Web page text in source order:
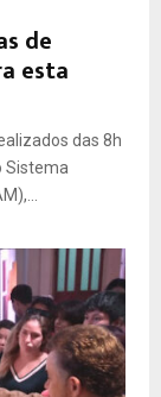
de
esta
das 8h
Sistema